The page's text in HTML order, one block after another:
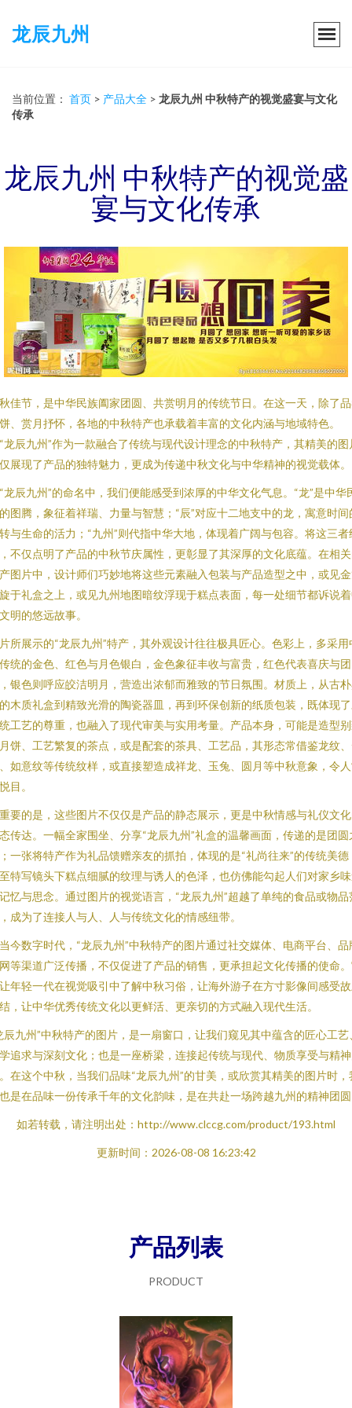
龙辰九州
当前位置： 首页 > 产品大全 > 龙辰九州 中秋特产的视觉盛宴与文化
传承
龙辰九州 中秋特产的视觉盛
宴与文化传承
佳节，是中华民族阖家团圆、共赏明月的传统节日。在这一天，除了
、赏月抒怀，各地的中秋特产也承载着丰富的文化内涵与地域特色。
龙辰九州”作为一款融合了传统与现代设计理念的中秋特产，其精美的图
展现了产品的独特魅力，更成为传递中秋文化与中华精神的视觉载体。
龙辰九州”的命名中，我们便能感受到浓厚的中华文化气息。“龙”是中华
图腾，象征着祥瑞、力量与智慧；“辰”对应十二地支中的龙，寓意时间
与生命的活力；“九州”则代指中华大地，体现着广阔与包容。将这三者
不仅点明了产品的中秋节庆属性，更彰显了其深厚的文化底蕴。在相
图片中，设计师们巧妙地将这些元素融入包装与产品造型之中，或见
于礼盒之上，或见九州地图暗纹浮现于糕点表面，每一处细节都诉说
明的悠远故事。
所展示的“龙辰九州”特产，其外观设计往往极具匠心。色彩上，多采用
统的金色、红色与月色银白，金色象征丰收与富贵，红色代表喜庆与团
银色则呼应皎洁明月，营造出浓郁而雅致的节日氛围。材质上，从古
木质礼盒到精致光滑的陶瓷器皿，再到环保创新的纸质包装，既体现
工艺的尊重，也融入了现代审美与实用考量。产品本身，可能是造型
饼、工艺繁复的茶点，或是配套的茶具、工艺品，其形态常借鉴龙纹
如意纹等传统纹样，或直接塑造成祥龙、玉兔、圆月等中秋意象，令
目。
要的是，这些图片不仅仅是产品的静态展示，更是中秋情感与礼仪文
传达。一幅全家围坐、分享“龙辰九州”礼盒的温馨画面，传递的是团圆
一张将特产作为礼品馈赠亲友的抓拍，体现的是“礼尚往来”的传统美德
特写镜头下糕点细腻的纹理与诱人的色泽，也仿佛能勾起人们对家乡
忆与思念。通过图片的视觉语言，“龙辰九州”超越了单纯的食品或物品
成为了连接人与人、人与传统文化的情感纽带。
今数字时代，“龙辰九州”中秋特产的图片通过社交媒体、电商平台、品
等渠道广泛传播，不仅促进了产品的销售，更承担起文化传播的使命
年轻一代在视觉吸引中了解中秋习俗，让海外游子在方寸影像间感受
，让中华优秀传统文化以更鲜活、更亲切的方式融入现代生活。
辰九州”中秋特产的图片，是一扇窗口，让我们窥见其中蕴含的匠心工艺
追求与深刻文化；也是一座桥梁，连接起传统与现代、物质享受与精
在这个中秋，当我们品味“龙辰九州”的甘美，或欣赏其精美的图片时，
是在品味一份传承千年的文化韵味，是在共赴一场跨越九州的精神团
如若转载，请注明出处：http://www.clccg.com/product/193.html
更新时间：2026-08-08 16:23:42
产品列表
PRODUCT